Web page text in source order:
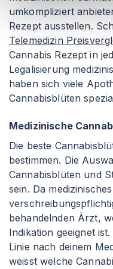
umkompliziert
Rezept ausstellen.
Telemedizin
Cannabis Rezept in
Legalisierung
haben sich viele
Cannabisblüten
Medizinische
Die beste
bestimmen. Die
Cannabisblüten und
sein. Da
behandelnden Ärzt,
Indikation geeignet
Linie nach deinem
weisst welche